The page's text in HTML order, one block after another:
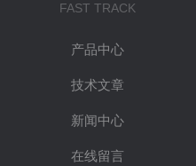
FAST TRACK
产品中心
技术文章
新闻中心
在线留言